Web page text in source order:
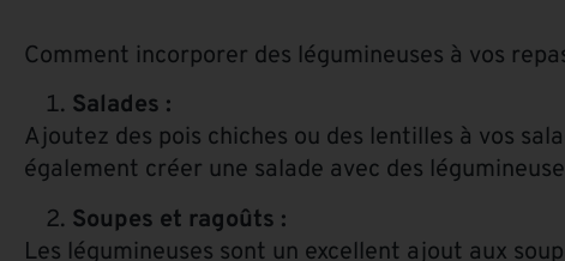
Comment incorporer des légumineuses à vos
Salades :
Ajoutez des pois chiches ou des lentilles à vos
également créer une salade avec des
Soupes et ragoûts :
Les légumineuses sont un excellent ajout aux